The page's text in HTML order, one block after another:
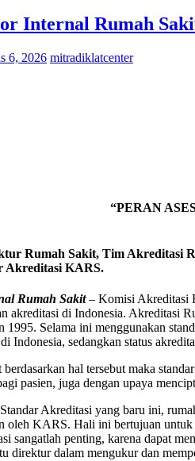
Internal Rumah
6, 2026 mitradiklatcenter
“PERAN
Rumah Sakit, Tim Akreditasi
Akreditasi KARS.
Rumah Sakit– Komisi Akreditasi
akreditasi di Indonesia. Akreditasi
1995. Selama ini menggunakan
Indonesia, sedangkan status
hal tersebut maka
pasien, juga dengan upaya
Akreditasi yang baru ini,
oleh KARS. Hali ini bertujuan untuk
sangatlah penting, karena dapat
direktur dalam mengukur dan